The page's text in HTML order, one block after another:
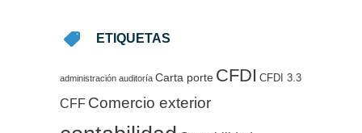
ETIQUETAS
administración auditoría Carta porte CFDI CFDI 3.3
CFF Comercio exterior